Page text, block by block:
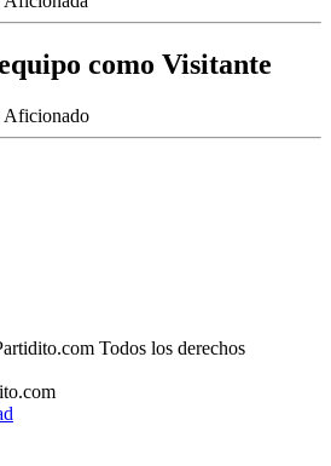
como Visitante
Todos los derechos